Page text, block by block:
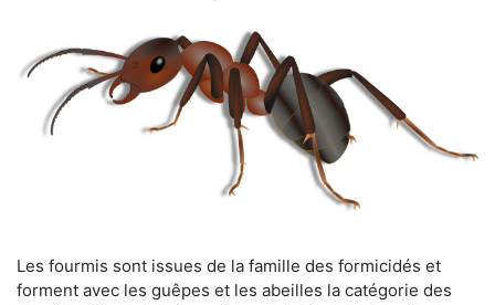
Les fourmis sont issues de la famille des formicidés et
forment avec les guêpes et les abeilles la catégorie des